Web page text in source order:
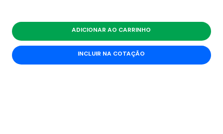
ADICIONAR AO CARRINHO
INCLUIR NA COTAÇÃO